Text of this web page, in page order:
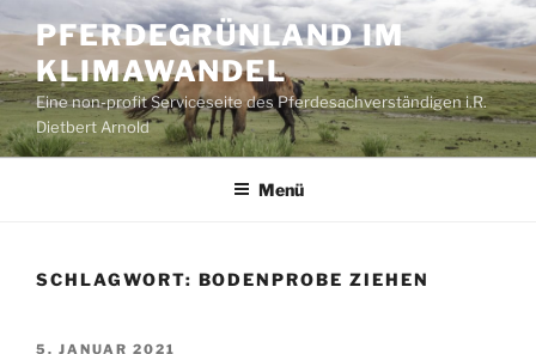
Inhalt
springen
PFERDEGRÜNLAND IM
KLIMAWANDEL
Eine non-profit Serviceseite des Pferdesachverständigen i.R.
Dietbert Arnold
Menü
SCHLAGWORT: BODENPROBE ZIEHEN
VERÖFFENTLICHT
5. JANUAR 2021